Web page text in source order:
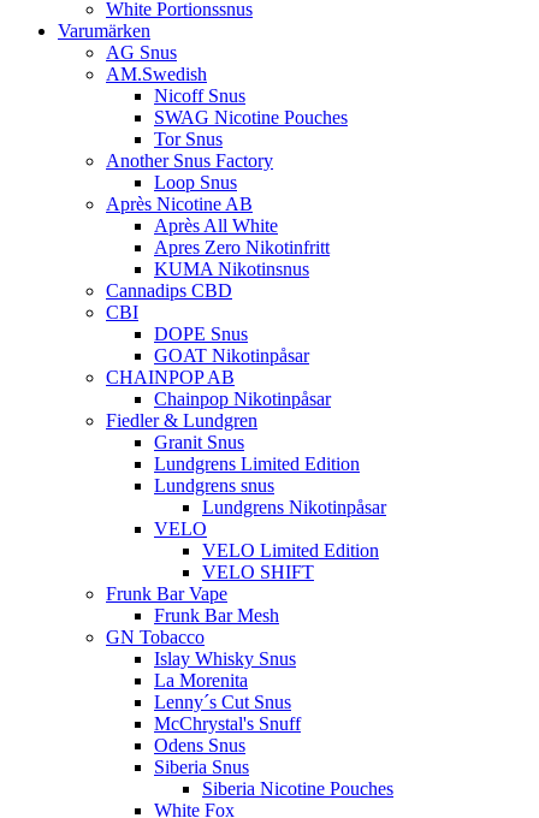
White Portionssnus
Varumärken
AG Snus
AM.Swedish
Nicoff Snus
SWAG Nicotine Pouches
Tor Snus
Another Snus Factory
Loop Snus
Après Nicotine AB
Après All White
Apres Zero Nikotinfritt
KUMA Nikotinsnus
Cannadips CBD
CBI
DOPE Snus
GOAT Nikotinpåsar
CHAINPOP AB
Chainpop Nikotinpåsar
Fiedler & Lundgren
Granit Snus
Lundgrens Limited Edition
Lundgrens snus
Lundgrens Nikotinpåsar
VELO
VELO Limited Edition
VELO SHIFT
Frunk Bar Vape
Frunk Bar Mesh
GN Tobacco
Islay Whisky Snus
La Morenita
Lenny´s Cut Snus
McChrystal's Snuff
Odens Snus
Siberia Snus
Siberia Nicotine Pouches
White Fox